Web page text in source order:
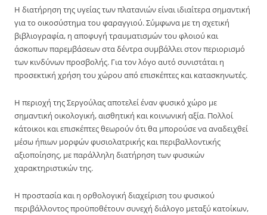
Η διατήρηση της υγείας των πλατανιών είναι ιδιαίτερα σημαντική
για το οικοσύστημα του φαραγγιού. Σύμφωνα με τη σχετική
βιβλιογραφία, η αποφυγή τραυματισμών του φλοιού και
άσκοπων παρεμβάσεων στα δέντρα συμβάλλει στον περιορισμό
των κινδύνων προσβολής. Για τον λόγο αυτό συνιστάται η
προσεκτική χρήση του χώρου από επισκέπτες και κατασκηνωτές.
Η περιοχή της Σεργούλας αποτελεί έναν φυσικό χώρο με
σημαντική οικολογική, αισθητική και κοινωνική αξία. Πολλοί
κάτοικοι και επισκέπτες θεωρούν ότι θα μπορούσε να αναδειχθεί
μέσω ήπιων μορφών φυσιολατρικής και περιβαλλοντικής
αξιοποίησης, με παράλληλη διατήρηση των φυσικών
χαρακτηριστικών της.
Η προστασία και η ορθολογική διαχείριση του φυσικού
περιβάλλοντος προϋποθέτουν συνεχή διάλογο μεταξύ κατοίκων,